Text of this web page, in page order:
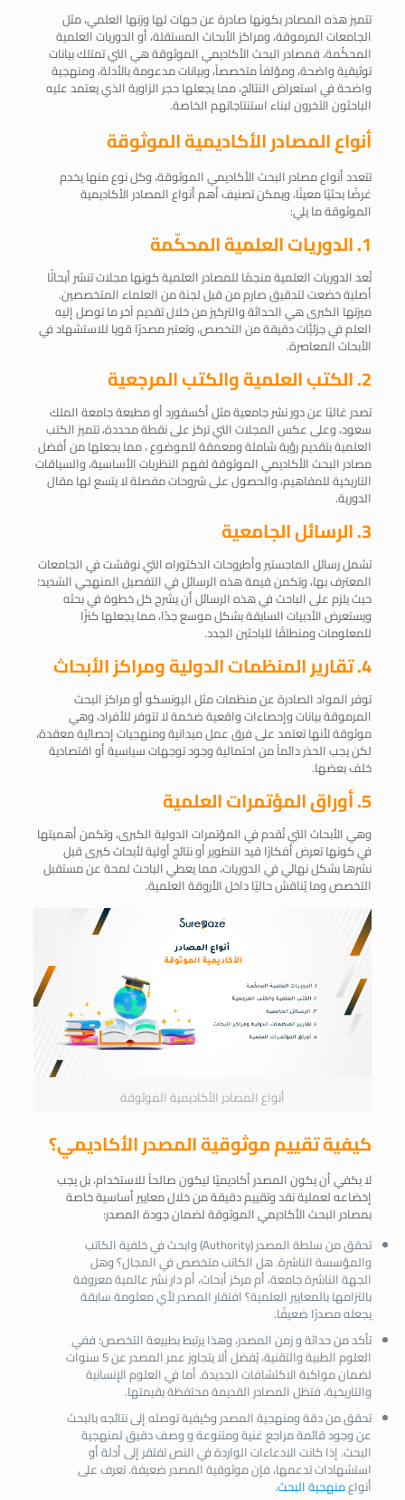
تتميز هذه المصادر بكونها صادرة عن جهات لها وزنها العلمي، مثل
الجامعات المرموقة، ومراكز الأبحاث المستقلة، أو الدوريات العلمية
المحكّمة، فمصادر البحث الأكاديمي الموثوقةهي التي تمتلك بيانات
توثيقية واضحة، ومؤلفاً متخصصاً، وبيانات مدعومة بالأدلة، ومنهجية
واضحة في استعراض النتائج، مما يجعلها حجر الزاوية الذي يعتمد عليه
الباحثون الآخرون لبناء استنتاجاتهم الخاصة.
أنواع المصادر الأكاديمية الموثوقة
تتعدد أنواعمصادر البحث الأكاديمي الموثوقة، وكل نوع منها يخدم
غرضًا بحثيًا معينًا، ويمكن تصنيف أهم أنواع المصادر الأكاديمية
الموثوقة ما يلي:
1. الدوريات العلمية المحكّمة
تُعد الدوريات العلمية منجمًا للمصادر العلمية كونها مجلات تنشر أبحاثًا
أصلية خضعت لتدقيق صارم من قبل لجنة من العلماء المتخصصين.
ميزتها الكبرى هي الحداثة والتركيز من خلال تقديم آخر ما توصل إليه
العلم في جزئيَّات دقيقة من التخصص، وتعتبر مصدرًا قويا للاستشهاد في
الأبحاث المعاصرة.
2. الكتب العلمية والكتب المرجعية
تصدر غالبًا عن دور نشر جامعية مثل أكسفورد أو مطبعة جامعة الملك
سعود، وعلى عكس المجلات التي تركز على نقطة محددة، تتميز الكتب
العلمية بتقديم رؤية شاملة ومعمقة للموضوع ، مما يجعلها من أفضل
مصادر البحث الأكاديمي الموثوقةلفهم النظريات الأساسية، والسياقات
التاريخية للمفاهيم، والحصول على شروحات مفصلة لا يتسع لها مقال
الدورية.
3. الرسائل الجامعية
تشمل رسائل الماجستير وأطروحات الدكتوراه التي نوقشت في الجامعات
المعترف بها، وتكمن قيمة هذه الرسائل في التفصيل المنهجي الشديد؛
حيث يلزم على الباحث في هذه الرسائل أن يشرح كل خطوة في بحثه
ويستعرض الأدبيات السابقة بشكل موسع جدًا، مما يجعلها كنزًا
للمعلومات ومنطلقًا للباحثين الجدد.
4. تقارير المنظمات الدولية ومراكز الأبحاث
توفر المواد الصادرة عن منظمات مثل اليونسكو أو مراكز البحث
المرموقة بيانات وإحصاءات واقعية ضخمة لا تتوفر للأفراد، وهي
موثوقة لأنها تعتمد على فرق عمل ميدانية ومنهجيات إحصائية معقدة،
لكن يجب الحذر دائماً من احتمالية وجود توجهات سياسية أو اقتصادية
خلف بعضها.
5. أوراق المؤتمرات العلمية
وهي الأبحاث التي تُقدم في المؤتمرات الدولية الكبرى، وتكمن أهميتها
في كونها تعرض أفكارًا قيد التطوير أو نتائج أولية لأبحاث كبرى قبل
نشرها بشكل نهائي في الدوريات، مما يعطي الباحث لمحة عن مستقبل
التخصص وما يُناقش حاليًا داخل الأروقة العلمية.
أنواع المصادر الأكاديمية الموثوقة
كيفية تقييم موثوقية المصدر الأكاديمي؟
لا يكفي أن يكون المصدر أكاديميًا ليكون صالحاً للاستخدام، بل يجب
إخضاعه لعملية نقد وتقييم دقيقة من خلال معايير أساسية خاصة
بمصادر البحث الأكاديمي الموثوقةلضمان جودة المصدر:
تحقق من سلطة المصدر (Authority) وابحث في خلفية الكاتب
والمؤسسة الناشرة. هل الكاتب متخصص في المجال؟ وهل
الجهة الناشرة جامعة، أم مركز أبحاث، أم دار نشر عالمية معروفة
بالتزامها بالمعايير العلمية؟ افتقار المصدر لأي معلومة سابقة
يجعله مصدرًا ضعيفًا.
تأكد من حداثة و زمن المصدر، وهذا يرتبط بطبيعة التخصص؛ ففي
العلوم الطبية والتقنية، يُفضل ألا يتجاوز عمر المصدر عن 5 سنوات
لضمان مواكبة الاكتشافات الجديدة. أما في العلوم الإنسانية
والتاريخية، فتظل المصادر القديمة محتفظة بقيمتها.
تحقق من دقة ومنهجية المصدر وكيفية توصله إلى نتائجه بالبحث
عن وجود قائمة مراجع غنية ومتنوعة و وصف دقيق لمنهجية
البحث. إذا كانت الادعاءات الواردة في النص تفتقر إلى أدلة أو
استشهادات تدعمها، فإن موثوقية المصدر ضعيفة. تعرف على
أنواعمنهجية البحث.